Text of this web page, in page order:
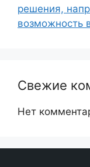
решения,
возможность
Свежие
Нет